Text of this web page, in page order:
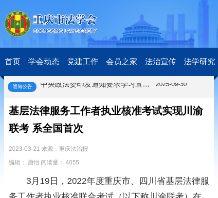
首页 学会动态 党建工作 会员之家 法治宣传 法学研究
通知公告
研究阐释党的二十届四中全会和中央全面依法治国工作会议精神专项课题立项公示公告
关于研究阐释党的二十届四中全会和中央全面依法治国工作会议精神专项课题申报工作的通知 2025-12-07
第七届“中国—东盟法治论坛”11月20日至22日在渝举办2025-11-18
重庆市法学会数字法学研究会学术年会拟于11月14日召开 2025-10-28
2025-09-30
第二十届西部法治论坛暨法治宁夏论坛拟获奖论文公示 2025-09-07
征稿启事 2025-08-28
关于开展第十一届“全国杰出青年法学家”评选表彰活动的通知 2026-03-18
基层法律服务工作者执业核准考试实现川渝
联考 系全国首次
2023-03-21 来源：重庆法治报
编辑： 唐怡 阅读量： 4055
3月19日，2022年度重庆市、四川省基层法律服